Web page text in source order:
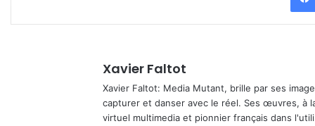
Xavier Faltot
Xavier Faltot: Media Mutant, brille par ses
capturer et danser avec le réel. Ses œuvres, à
virtuel multimedia et pionnier français dans